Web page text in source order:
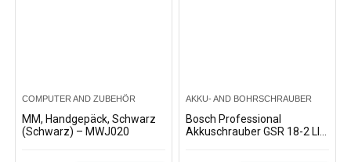
COMPUTER AND ZUBEHÖR
MM, Handgepäck, Schwarz
(Schwarz) – MWJ020
AKKU- AND BOHRSCHRAUBER
Bosch Professional
Akkuschrauber GSR 18-2 LI